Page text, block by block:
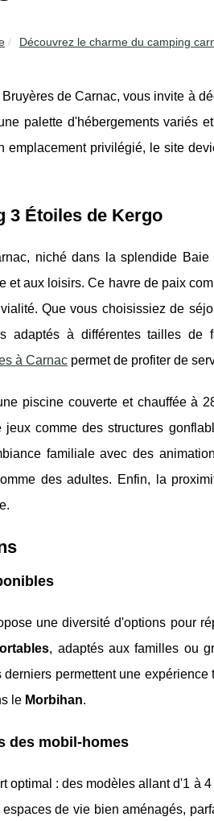
Découvrez le charme du camping
de Carnac, vous invite à
palette d'hébergements variés
emplacement privilégié, le site
3 Étoiles de Kergo
niché dans la splendide
et aux loisirs. Ce havre de paix
Que vous choisissiez de
adaptés à différentes tailles de
à Carnac permet de profiter de
piscine couverte et chauffée à
comme des structures
familiale avec des
des adultes. Enfin, la
une diversité d'options pour
, adaptés aux familles ou
derniers permettent une
le Morbihan.
des mobil-homes
optimal : des modèles allant d'1 à
de vie bien aménagés,